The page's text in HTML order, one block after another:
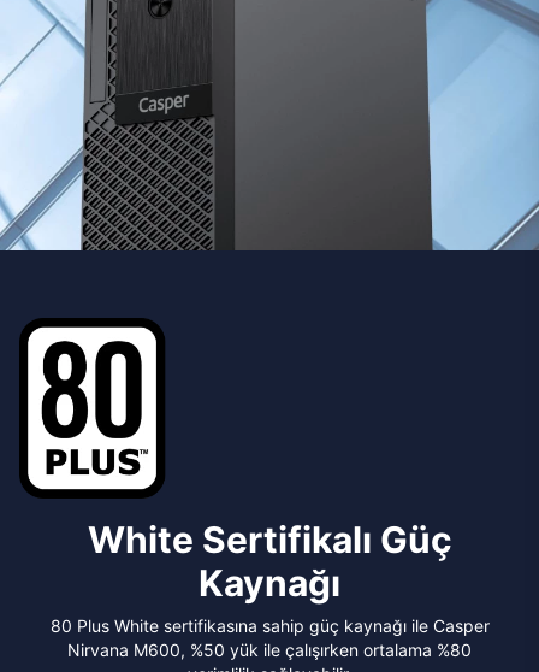
White Sertifikalı Güç
Kaynağı
80 Plus White sertifikasına sahip güç kaynağı ile Casper
Nirvana M600, %50 yük ile çalışırken ortalama %80